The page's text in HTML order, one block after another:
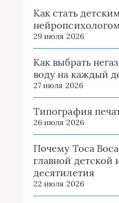
Как стать
29 июля 2026
Как выбрать
воду на каждый
27 июля 2026
Типография
26 июля 2026
Почему Toca
главной детской
десятилетия
22 июля 2026